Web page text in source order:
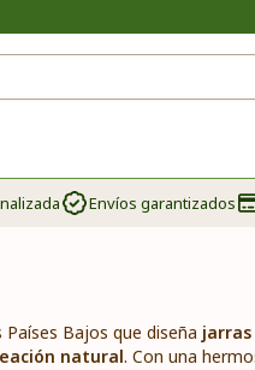
Envíos garantizados
Bajos que diseña
natural. Con una